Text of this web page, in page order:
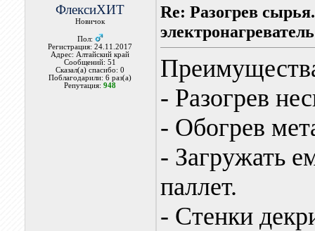
ФлексиХИТ
Новичок
Пол:
Регистрация: 24.11.2017
Адрес: Алтайский край
Сообщений: 51
Сказал(а) спасибо: 0
Поблагодарили: 6 раз(а)
Репутация:948
Re: Разогрев
- Разогрев
- Обогрев
- Загружать
паллет.
- Стенки